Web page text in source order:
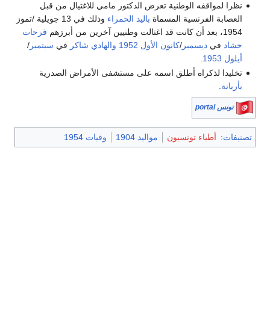
نظرا لمواقفه الوطنية تعرض الدكتور مامي للاغتيال من قبل
العصابة الفرنسية المسماة باليد الحمراء
وذلك في 13 جويلية /تموز
1954، بعد أن كانت قد اغتالت وطنيين آخرين من أبرزهم
فرحات
حشاد فيديسمبر/كانون الأول 1952 والهادي شاكر في سبتمبر/
أيلول 1953
تخليدا لذكراه أطلق اسمه على مستشفى الأمراض الصدرية
بأريانة
تونس portal
تصنيفات: أطباء تونسيون مواليد 1904 وفيات 1954